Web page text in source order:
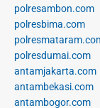
polresambon.com
polresbima.com
polresdumai.com
antamjakarta.com
antambekasi.com
antambogor.com